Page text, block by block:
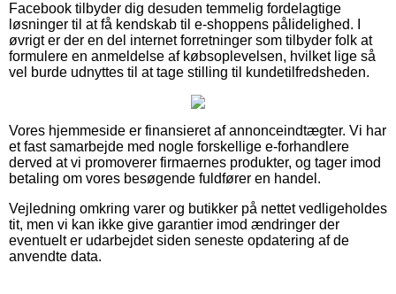
Facebook tilbyder dig desuden temmelig fordelagtige
løsninger til at få kendskab til e-shoppens pålidelighed. I
øvrigt er der en del internet forretninger som tilbyder folk at
formulere en anmeldelse af købsoplevelsen, hvilket lige så
vel burde udnyttes til at tage stilling til kundetilfredsheden.
Vores hjemmeside er finansieret af annonceindtægter. Vi har
et fast samarbejde med nogle forskellige e-forhandlere
derved at vi promoverer firmaernes produkter, og tager imod
betaling om vores besøgende fuldfører en handel.
Vejledning omkring varer og butikker på nettet vedligeholdes
tit, men vi kan ikke give garantier imod ændringer der
eventuelt er udarbejdet siden seneste opdatering af de
anvendte data.